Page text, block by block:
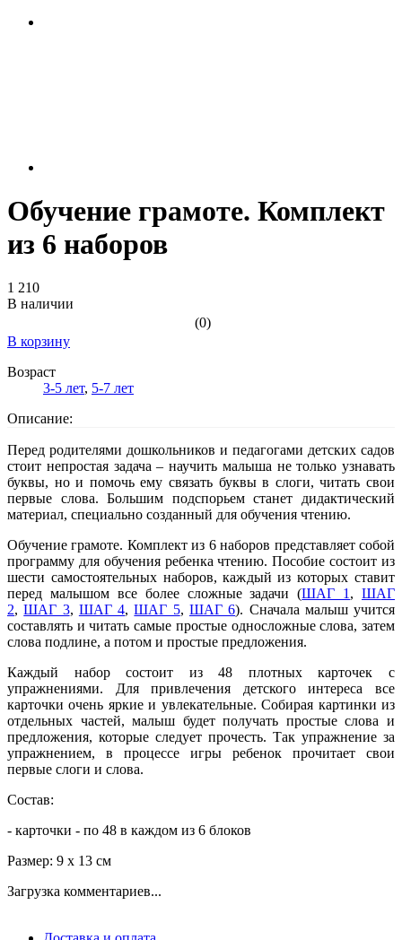
Обучение грамоте. Комплект
из 6 наборов
1 210
В наличии
(0)
В корзину
Возраст
3-5 лет, 5-7 лет
Описание:
Перед родителями дошкольников и педагогами детских садов
стоит непростая задача – научить малыша не только узнавать
буквы, но и помочь ему связать буквы в слоги, читать свои
первые слова. Большим подспорьем станет дидактический
материал, специально созданный для обучения чтению.
Обучение грамоте. Комплект из 6 наборов представляет собой
программу для обучения ребенка чтению. Пособие состоит из
шести самостоятельных наборов, каждый из которых ставит
перед малышом все более сложные задачи (ШАГ 1, ШАГ
2,ШАГ 3, ШАГ 4,ШАГ 5, ШАГ 6). Сначала малыш учится
составлять и читать самые простые односложные слова, затем
слова подлине, а потом и простые предложения.
Каждый набор состоит из 48 плотных карточек с
упражнениями. Для привлечения детского интереса все
карточки очень яркие и увлекательные. Собирая картинки из
отдельных частей, малыш будет получать простые слова и
предложения, которые следует прочесть. Так упражнение за
упражнением, в процессе игры ребенок прочитает свои
первые слоги и слова.
Состав:
- карточки - по 48 в каждом из 6 блоков
Размер: 9 х 13 см
Загрузка комментариев...